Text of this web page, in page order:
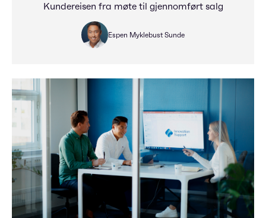
Kundereisen fra møte til gjennomført salg
Espen Myklebust Sunde